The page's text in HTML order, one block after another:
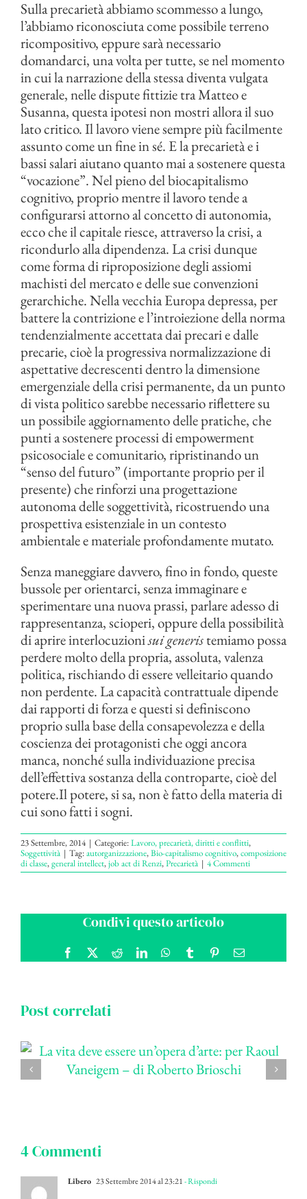
Sulla precarietà abbiamo scommesso a lungo,
l’abbiamo riconosciuta come possibile terreno
ricompositivo, eppure sarà necessario
domandarci, una volta per tutte, se nel momento
in cui la narrazione della stessa diventa vulgata
generale, nelle dispute fittizie tra Matteo e
Susanna, questa ipotesi non mostri allora il suo
lato critico. Il lavoro viene sempre più facilmente
assunto come un fine in sé. E la precarietà e i
bassi salari aiutano quanto mai a sostenere questa
“vocazione”. Nel pieno del biocapitalismo
cognitivo, proprio mentre il lavoro tende a
configurarsi attorno al concetto di autonomia,
ecco che il capitale riesce, attraverso la crisi, a
ricondurlo alla dipendenza. La crisi dunque
come forma di riproposizione degli assiomi
machisti del mercato e delle sue convenzioni
gerarchiche. Nella vecchia Europa depressa, per
battere la contrizione e l’introiezione della norma
tendenzialmente accettata dai precari e dalle
precarie, cioè la progressiva normalizzazione di
aspettative decrescenti dentro la dimensione
emergenziale della crisi permanente, da un punto
di vista politico sarebbe necessario riflettere su
un possibile aggiornamento delle pratiche, che
punti a sostenere processi di empowerment
psicosociale e comunitario, ripristinando un
“senso del futuro” (importante proprio per il
presente) che rinforzi una progettazione
autonoma delle soggettività, ricostruendo una
prospettiva esistenziale in un contesto
ambientale e materiale profondamente mutato.
Senza maneggiare davvero, fino in fondo, queste
bussole per orientarci, senza immaginare e
sperimentare una nuova prassi, parlare adesso di
rappresentanza, scioperi, oppure della possibilità
di aprire interlocuzionisui generistemiamo possa
perdere molto della propria, assoluta, valenza
politica, rischiando di essere velleitario quando
non perdente. La capacità contrattuale dipende
dai rapporti di forza e questi si definiscono
proprio sulla base della consapevolezza e della
coscienza dei protagonisti che oggi ancora
manca, nonché sulla individuazione precisa
dell’effettiva sostanza della controparte, cioè del
potere.Il potere, si sa, non è fatto della materia di
cui sono fatti i sogni.
23 Settembre, 2014 | Categorie:Lavoro, precarietà, diritti e conflitti,
Soggettività | Tag:autorganizzazione,Bio-capitalismo cognitivo,composizione
di classe,general intellect,job act di Renzi,Precarietà | 4 Commenti
Condivi questo articolo
Facebook RedditLinkedInWhatsApp
Tumblr PinterestEmail
Post correlati
4 Commenti
Libero 23 Settembre 2014 al 23:21- Rispondi